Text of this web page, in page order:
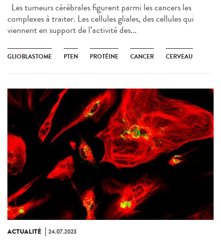
Les tumeurs cérébrales figurent parmi les cancers les
complexes à traiter. Les cellules gliales, des cellules qui
viennent en support de l’activité des...
GLIOBLASTOME PTEN PROTÉINE CANCER CERVEAU
ACTUALITÉ 24.07.2023